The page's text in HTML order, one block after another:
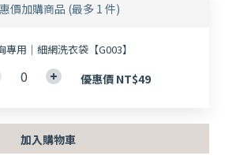
價加購商品 (最多 1 件)
專用｜細網洗衣袋【G003】
優惠價 NT$49
加入購物車